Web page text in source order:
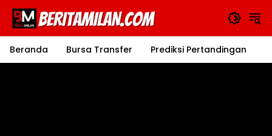
Langsung
konten
Beranda
Bursa Transfer Prediksi Pertandingan